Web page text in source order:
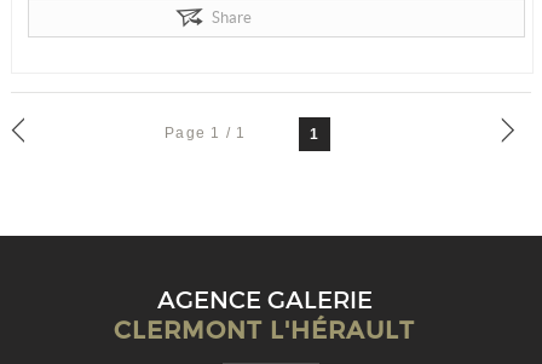
Share
Page 1 / 1 1
AGENCE GALERIE
CLERMONT L'HÉRAULT